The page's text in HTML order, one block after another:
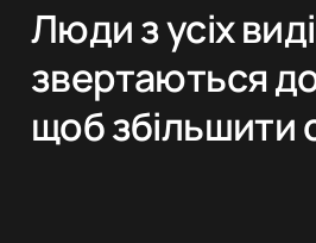
Люди з усіх
звертаються
щоб збільшити